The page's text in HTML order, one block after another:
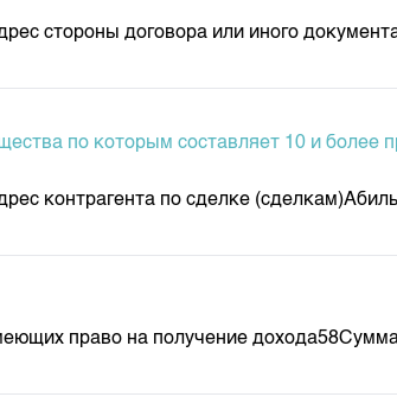
стороны договора или иного
по которым составляет 10 и более
контрагента по сделке
право на получение